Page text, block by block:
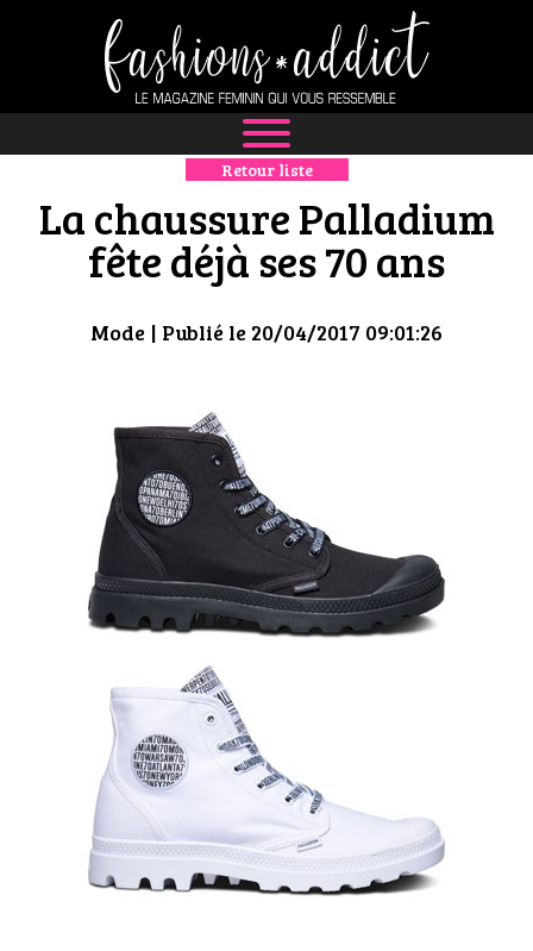
NEWS
MODE
BOUTIQUE
CULTURE
HIGH TECH
MAISON
LIEUX TENDANCES
BEAUTÉ
MODE DE RUE
JEUNES CRÉATEURS
Retour liste
La chaussure Palladium
fête déjà ses 70 ans
Mode | Publié le 20/04/2017 09:01:26